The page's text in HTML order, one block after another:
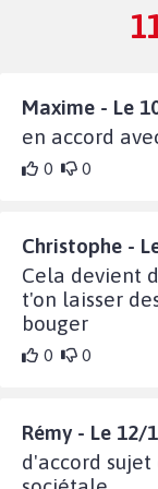
Maxime - Le
en accord
0 0
Christophe -
Cela devient
t'on laisser
bouger
0 0
Rémy - Le 12/
d'accord